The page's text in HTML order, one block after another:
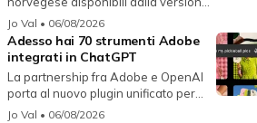
134...
Jo Val • 06/08/2026
Adesso hai 70 strumenti Adobe
integrati in ChatGPT
La partnership fra Adobe e OpenAI
porta al nuovo plugin unificato per...
Jo Val • 06/08/2026